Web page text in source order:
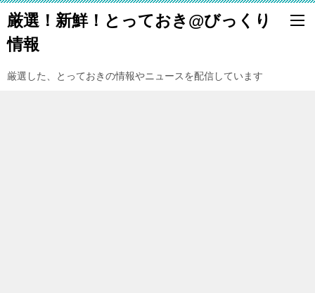
厳選！新鮮！とっておき@びっくり
情報
厳選した、とっておきの情報やニュースを配信しています